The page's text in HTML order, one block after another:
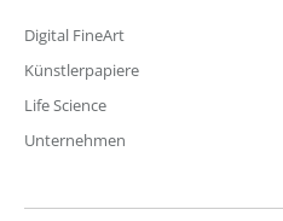
Digital FineArt
Künstlerpapiere
Life Science
Unternehmen